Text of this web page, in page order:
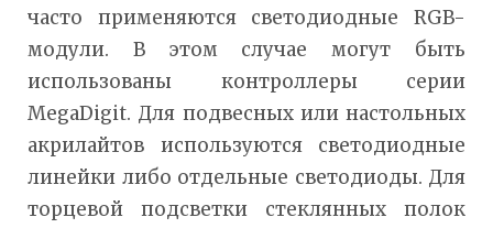
часто применяются светодиодные RGB-
модули. В этом случае могут быть
использованы контроллеры серии
MegaDigit. Для подвесных или настольных
акрилайтов используются светодиодные
линейки либо отдельные светодиоды. Для
торцевой подсветки стеклянных полок